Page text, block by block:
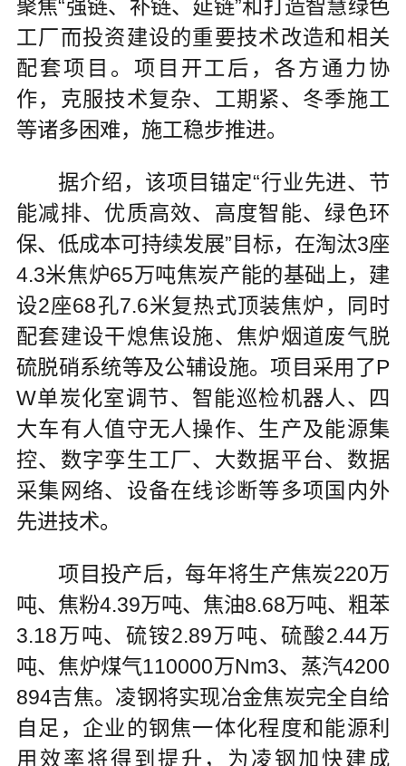
聚焦“强链、补链、延链”和打造智慧绿色
工厂而投资建设的重要技术改造和相关
配套项目。项目开工后，各方通力协
作，克服技术复杂、工期紧、冬季施工
等诸多困难，施工稳步推进。
据介绍，该项目锚定“行业先进、节
能减排、优质高效、高度智能、绿色环
保、低成本可持续发展”目标，在淘汰3座
4.3米焦炉65万吨焦炭产能的基础上，建
设2座68孔7.6米复热式顶装焦炉，同时
配套建设干熄焦设施、焦炉烟道废气脱
硫脱硝系统等及公辅设施。项目采用了P
W单炭化室调节、智能巡检机器人、四
大车有人值守无人操作、生产及能源集
控、数字孪生工厂、大数据平台、数据
采集网络、设备在线诊断等多项国内外
先进技术。
项目投产后，每年将生产焦炭220万
吨、焦粉4.39万吨、焦油8.68万吨、粗苯
3.18万吨、硫铵2.89万吨、硫酸2.44万
吨、焦炉煤气110000万Nm3、蒸汽4200
894吉焦。凌钢将实现冶金焦炭完全自给
自足，企业的钢焦一体化程度和能源利
用效率将得到提升，为凌钢加快建成